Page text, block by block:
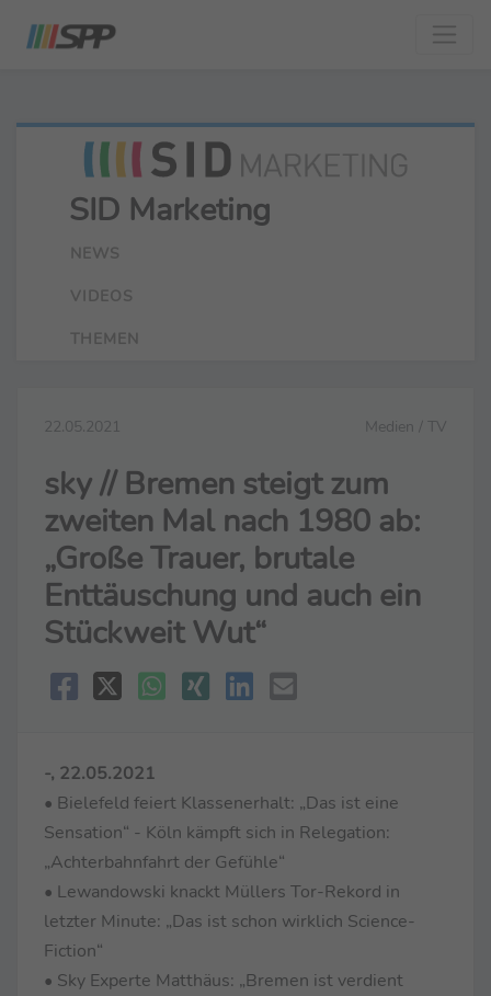
SID Marketing
NEWS
VIDEOS
THEMEN
22.05.2021 Medien / TV
sky // Bremen steigt zum
zweiten Mal nach 1980 ab:
„Große Trauer, brutale
Enttäuschung und auch ein
Stückweit Wut“
-, 22.05.2021
• Bielefeld feiert Klassenerhalt: „Das ist eine
Sensation“ - Köln kämpft sich in Relegation:
„Achterbahnfahrt der Gefühle“
• Lewandowski knackt Müllers Tor-Rekord in
letzter Minute: „Das ist schon wirklich Science-
Fiction“
• Sky Experte Matthäus: „Bremen ist verdient